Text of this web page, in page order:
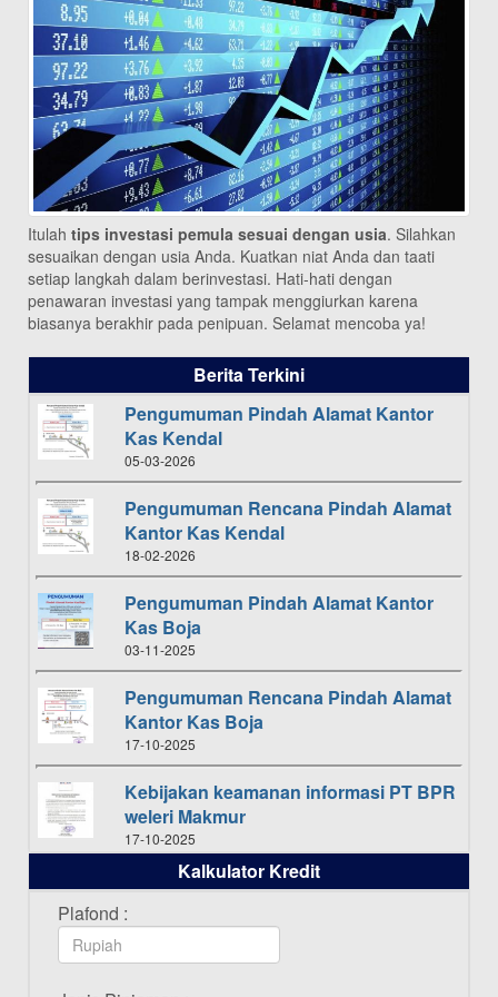
Itulah tips investasi pemula sesuai dengan usia. Silahkan
sesuaikan dengan usia Anda. Kuatkan niat Anda dan taati
setiap langkah dalam berinvestasi. Hati-hati dengan
penawaran investasi yang tampak menggiurkan karena
biasanya berakhir pada penipuan. Selamat mencoba ya!
Berita Terkini
Pengumuman Pindah Alamat Kantor
Kas Kendal
05-03-2026
Pengumuman Rencana Pindah Alamat
Kantor Kas Kendal
18-02-2026
Pengumuman Pindah Alamat Kantor
Kas Boja
03-11-2025
Pengumuman Rencana Pindah Alamat
Kantor Kas Boja
17-10-2025
Kebijakan keamanan informasi PT BPR
weleri Makmur
17-10-2025
Daftar Pemenang Undian TAMASHA
Bulan Oktober 2025
16-10-2025
Kalkulator Kredit
Plafond :